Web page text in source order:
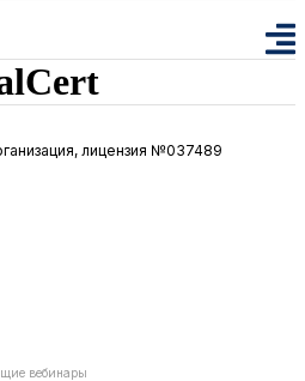
лицензия №037489
вебинары